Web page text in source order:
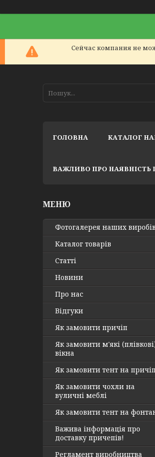
Сейчас компания не
ГОЛОВНА КАТАЛОГ
ВАЖЛИВО ПРО НАЯВНІСТЬ
Фотогалерея наших виробів
Каталог товарів
Статті
Новини
Про нас
Відгуки
Як замовити причіп
Як замовити м'які
вікна
Як замовити тент на
Як замовити чохли на
вуличні меблі
Як замовити тент на
Важива інформація про
доставку причепів!
Регламент виробництва